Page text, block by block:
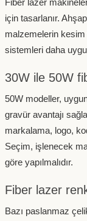
Fiber lazer
için tasarlanır.
malzemelerin
sistemleri daha
30W ile 50W
50W modeller,
gravür avantajı
markalama, logo,
Seçim, işlenecek
göre yapılmalıdır.
Fiber lazer
Bazı paslanmaz